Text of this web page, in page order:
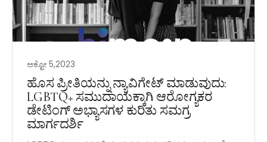
ಅಕ್ಟೋ 5,2023
ಹೊಸ ಪ್ರೀತಿಯನ್ನು ನ್ಯಾವಿಗೇಟ್ ಮಾಡುವುದು:
LGBTQ+ ಸಮುದಾಯಕ್ಕಾಗಿ ಆರೋಗ್ಯಕರ
ಡೇಟಿಂಗ್ ಅಭ್ಯಾಸಗಳ ಕುರಿತು ಸಮಗ್ರ
ಮಾರ್ಗದರ್ಶಿ